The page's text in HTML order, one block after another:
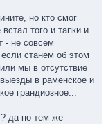
но кто смог
того и тапки и
- не совсем
станем об этом
мы в отсутствие
в раменское и
грандиозное...
да по тем же